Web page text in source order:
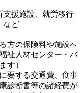
支援施設、就労移行
など
方の保険料や施設へ
祉人材センター・バ
す）
要する交通費、食事
診断書等の諸経費が